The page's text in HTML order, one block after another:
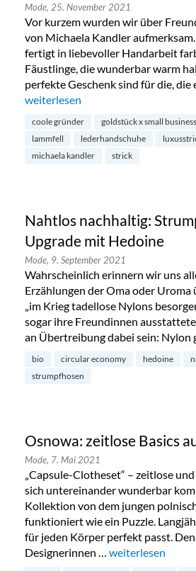
Mode, 25. November 2021
Vor kurzem wurden wir über
von Michaela Kandler
fertigt in liebevoller Handarbeit
Fäustlinge, die wunderbar warm
perfekte Geschenk sind für die,
„Handgemachte Lammfell-
weiterlesen
coole gründer goldstück x small business
lammfell
lederhandschuhe
michaela kandler
strick
Nahtlos nachhaltig:
Upgrade mit Hedoine
Mode, 9. September 2021
Wahrscheinlich erinnern wir uns
Erzählungen der Oma oder Uroma
„im Krieg tadellose Nylons
sogar ihre Freundinnen
an Übertreibung dabei sein: Nylon
bio circular economy hedoine
strumpfhosen
Osnowa: zeitlose Basics
Mode, 7. Mai 2021
„Capsule-Clotheset“ – zeitlose
sich untereinander wunderbar
Kollektion von dem jungen
funktioniert wie ein Puzzle.
für jeden Körper perfekt passt.
Designerinnen … „Osnowa: zeitlose
weiterlesen